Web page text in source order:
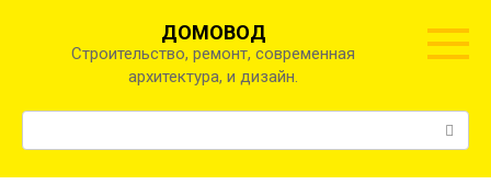
ДОМОВОД
Строительство, ремонт, современная
архитектура, и дизайн.